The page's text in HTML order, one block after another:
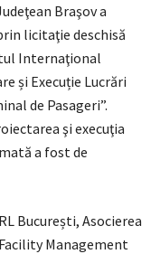
Braşov a
licitaţie deschisă
Internaţional
și Execuție Lucrări
de Pasageri”.
şi execuţia
a fost de
București, Asocierea
Facility Management